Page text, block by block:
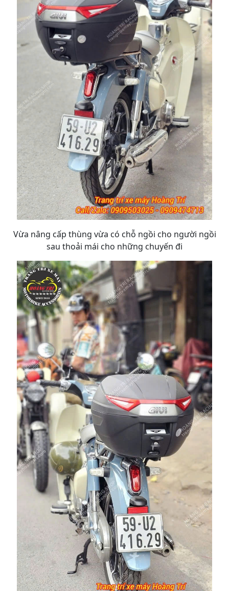
Vừa nâng cấp thùng vừa có chỗ ngồi cho người ngồi
sau thoải mái cho những chuyến đi